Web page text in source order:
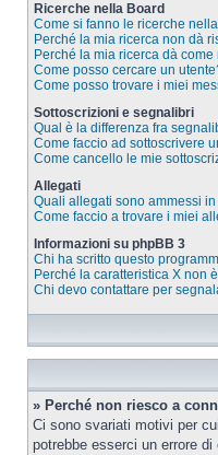
Ricerche nella Board
Come si fanno le ricerche
Perché la mia ricerca non dà
Perché la mia ricerca dà
Come posso cercare un
Come posso trovare i miei
Sottoscrizioni e segnalibri
Qual è la differenza fra
Come faccio ad sottoscrivere
Come cancello le mie
Allegati
Quali allegati sono ammessi
Come faccio a trovare i miei
Informazioni su phpBB 3
Chi ha scritto questo
Perché la caratteristica X non
Chi devo contattare per
» Perché non riesco a
Ci sono svariati motivi per
potrebbe esserci un errore di